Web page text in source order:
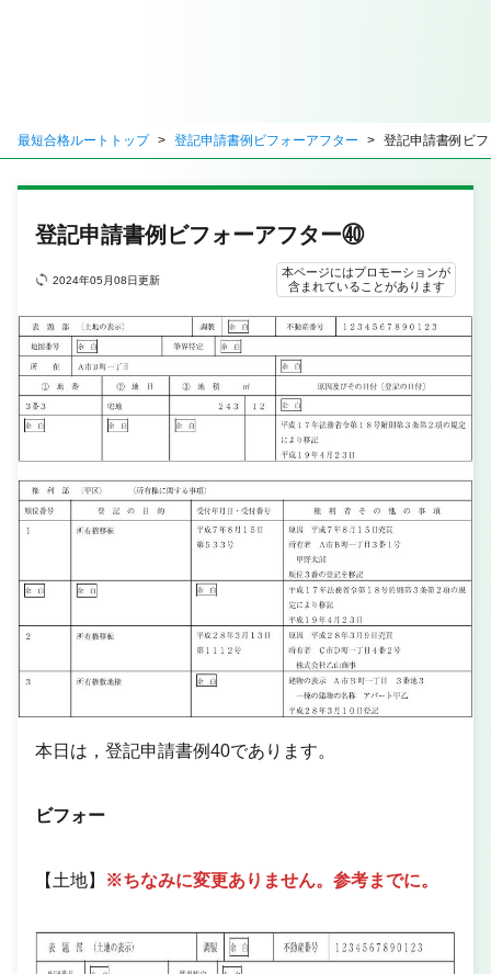
最短合格ルートトップ 登記申請書例ビフォーアフター 登記申請書例ビ
登記申請書例ビフォーアフター㊵
2024年05月08日更新
本ページにはプロモーションが
含まれていることがあります
本日は，登記申請書例40であります。
ビフォー
【土地】 ※ちなみに変更ありません。参考までに。